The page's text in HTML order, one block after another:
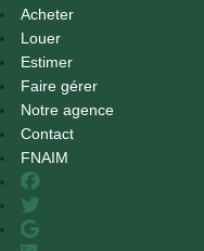
Acheter
Louer
Estimer
Faire gérer
Notre agence
Contact
FNAIM